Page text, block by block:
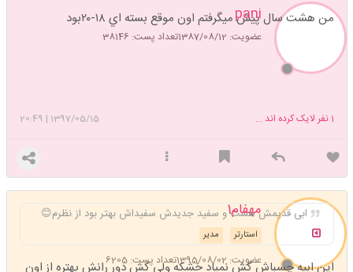
pani
عضویت: 1387/08/12 تعداد پست: 38146
من هشت سال پيش ميگرفتم اون موقع بسته اي ١٨-٢٠بود
1397/05/15
|
20:49 1نفر لایک کرده اند ...
مهفام1
مدیر استارتر
عضویت: 1395/08/02 تعداد پست: 6205
ابی قدیمش هست و سفید جدیدش سفیداش بهتر بود از نظرم😊
این ابیه چسباش کش نمیاد خشکه ولی کش دور رانش بهتره از اون